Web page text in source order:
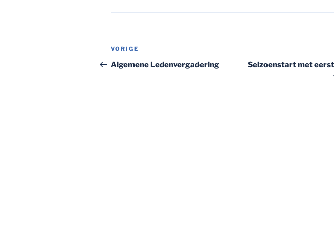
Bericht
navigatie
Vorig
bericht
VORIGE
Algemene Ledenvergadering
Seizoenstart met